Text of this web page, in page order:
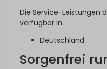
Die Service-Leistungen
verfügbar in:
Deutschland
Sorgenfrei